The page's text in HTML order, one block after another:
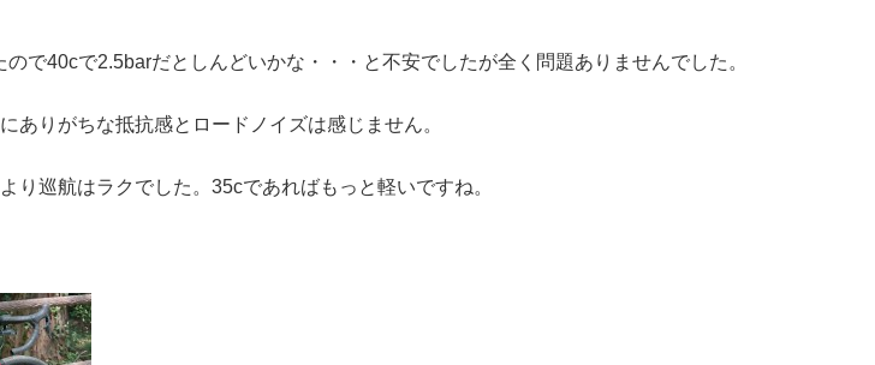
で40cで2.5barだとしんどいかな・・・と不安でしたが全く問題ありませんでした。
ありがちな抵抗感とロードノイズは感じません。
り巡航はラクでした。35cであればもっと軽いですね。